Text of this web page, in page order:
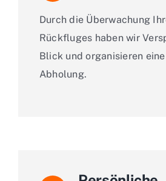
Durch die Überwachung
Rückfluges haben wir
Blick und organisieren
Abholung.